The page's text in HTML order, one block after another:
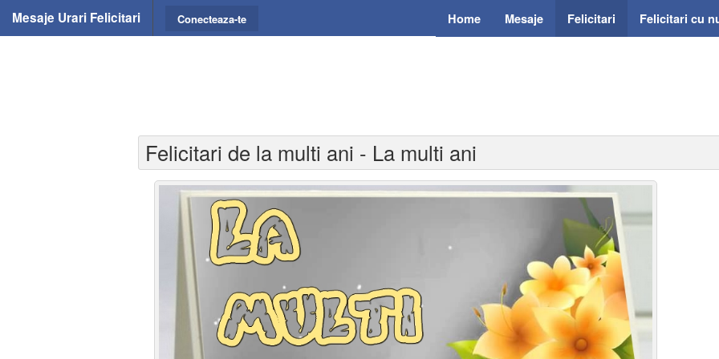
Mesaje Urari Felicitari Home Mesaje Felicitari Felicitari cu
Conecteaza-te
Felicitari de la multi ani - La multi ani